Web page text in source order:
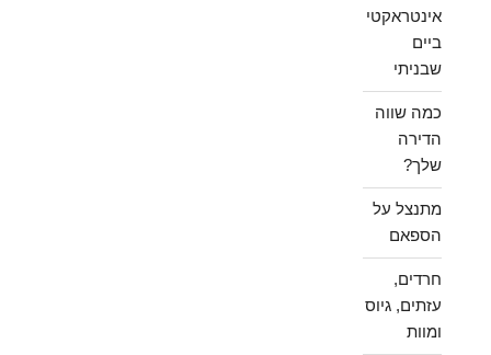
אינטראקטי
ביים
שבניתי
כמה שווה
הדירה
שלך?
מתנצל על
הספאם
חרדים,
עזתים, גיוס
ומוות